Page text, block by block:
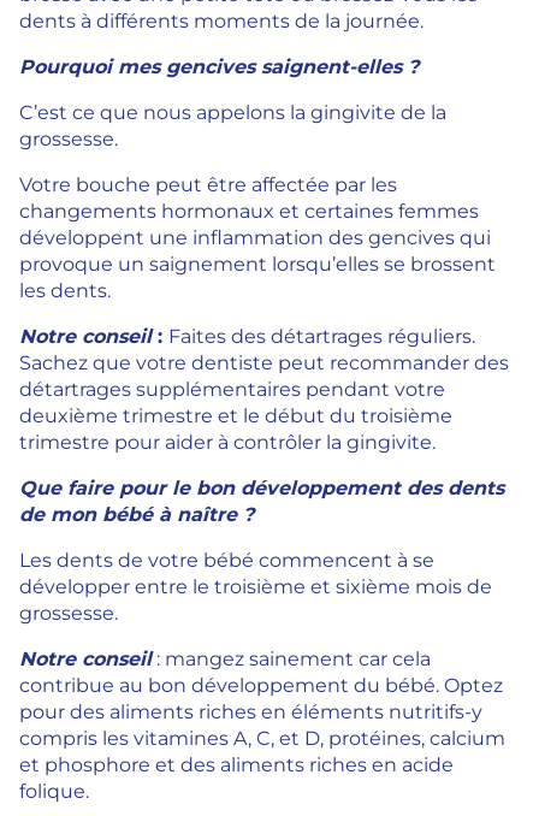
dents à différents moments de la journée.
Pourquoi mes gencives saignent-elles ?
C’est ce que nous appelons la gingivite de la
grossesse.
Votre bouche peut être affectée par les
changements hormonaux et certaines femmes
développent une inflammation des gencives qui
provoque un saignement lorsqu’elles se brossent
les dents.
Notre conseil: Faites des détartrages réguliers.
Sachez que votre dentiste peut recommander des
détartrages supplémentaires pendant votre
deuxième trimestre et le début du troisième
trimestre pour aider à contrôler la gingivite.
Que faire pour le bon développement des dents
de mon bébé à naître ?
Les dents de votre bébé commencent à se
développer entre le troisième et sixième mois de
grossesse.
Notre conseil: mangez sainement car cela
contribue au bon développement du bébé. Optez
pour des aliments riches en éléments nutritifs-y
compris les vitamines A, C, et D, protéines, calcium
et phosphore et des aliments riches en acide
folique.